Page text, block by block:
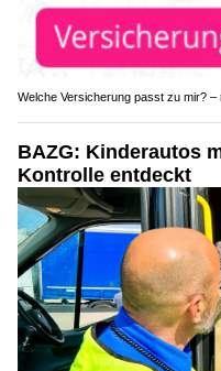
Welche Versicherung passt zu mir?
BAZG: Kinderautos
Kontrolle entdeckt